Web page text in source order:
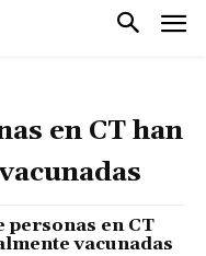
en CT han
personas en CT
vacunadas